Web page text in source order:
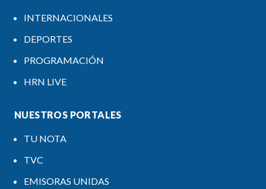
INTERNACIONALES
DEPORTES
PROGRAMACIÓN
HRN LIVE
NUESTROS PORTALES
TU NOTA
TVC
EMISORAS UNIDAS